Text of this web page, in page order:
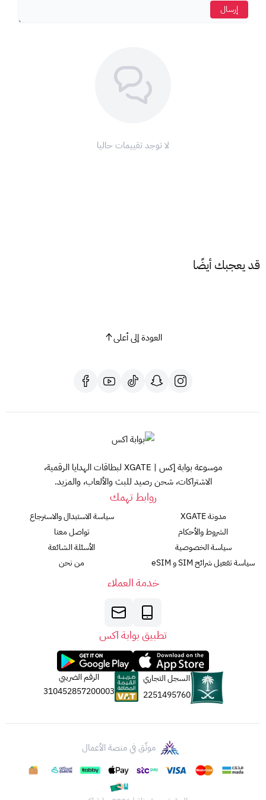
إرسال
لا توجد تقييمات حاليا
قد يعجبك أيضًا
العودة إلى أعلى
موسوعة بوابة إكس | XGATE لبطاقات الهدايا الرقمية،
الاشتراكات، شحن رصيد للبث والألعاب، والمزيد.
روابط تهمك
مدونة XGATE
الشروط والأحكام
سياسة الخصوصية
سياسة تفعيل شرائح SIM و eSIM
سياسة الاستبدال والاسترجاع
تواصل معنا
الأسئلة الشائعة
من نحن
خدمة العملاء
تطبيق بوابة اكس
السجل التجاري
2251495760
الرقم الضريبي
310452857200003
موثّق في منصة الأعمال